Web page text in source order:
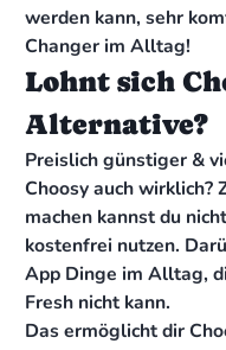
werden kann, sehr
Changer im Alltag!
Lohnt sich
Alternative?
Preislich günstiger &
Choosy auch
machen kannst du
kostenfrei nutzen.
App Dinge im Alltag,
Fresh nicht kann.
Das ermöglicht dir